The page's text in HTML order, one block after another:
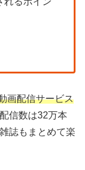
画配信サービス
信数は32万本
誌もまとめて楽